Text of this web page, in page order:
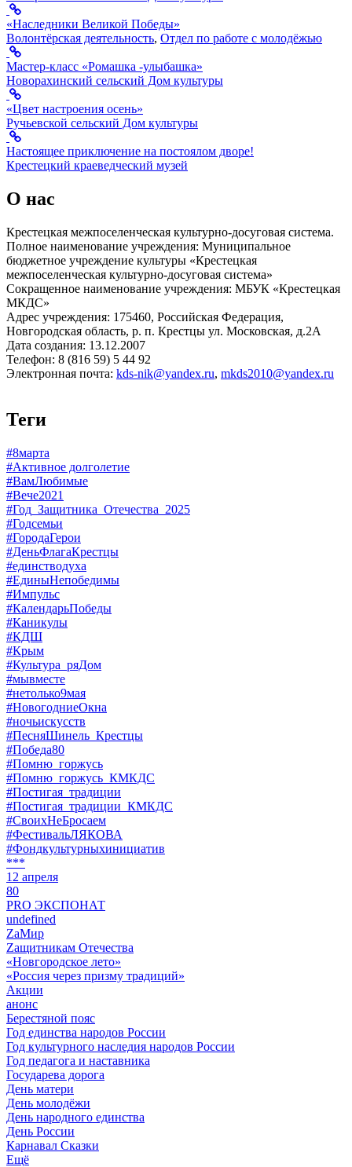
«Наследники Великой Победы»
Волонтёрская деятельность, Отдел по работе с молодёжью
Мастер-класс «Ромашка -улыбашка»
Новорахинский сельский Дом культуры
«Цвет настроения осень»
Ручьевской сельский Дом культуры
Настоящее приключение на постоялом дворе!
Крестецкий краеведческий музей
О нас
Крестецкая межпоселенческая культурно-досуговая система.
Полное наименование учреждения: Муниципальное
бюджетное учреждение культуры «Крестецкая
межпоселенческая культурно-досуговая система»
Сокращенное наименование учреждения: МБУК «Крестецкая
МКДС»
Адрес учреждения: 175460, Российская Федерация,
Новгородская область, р. п. Крестцы ул. Московская, д.2А
Дата создания: 13.12.2007
Телефон: 8 (816 59) 5 44 92
Электронная почта: kds-nik@yandex.ru, mkds2010@yandex.ru
Теги
#8марта
#Активное долголетие
#ВамЛюбимые
#Вече2021
#Год_Защитника_Отечества_2025
#Годсемьи
#ГородаГерои
#ДеньФлагаКрестцы
#единстводуха
#ЕдиныНепобедимы
#Импульс
#КалендарьПобеды
#Каникулы
#КДШ
#Крым
#Культура_ряДом
#мывместе
#нетолько9мая
#НовогодниеОкна
#ночьискусств
#ПесняШинель_Крестцы
#Победа80
#Помню_горжусь
#Помню_горжусь_КМКДС
#Постигая_традиции
#Постигая_традиции_КМКДС
#СвоихНеБросаем
#ФестивальЛЯКОВА
#Фондкультурныхинициатив
***
12 апреля
80
PRO ЭКСПОНАТ
undefined
ZaМир
Zащитникам Отечества
«Новгородское лето»
«Россия через призму традиций»
Акции
анонс
Берестяной пояс
Год единства народов России
Год культурного наследия народов России
Год педагога и наставника
Государева дорога
День матери
День молодёжи
День народного единства
День России
Карнавал Сказки
Ещё